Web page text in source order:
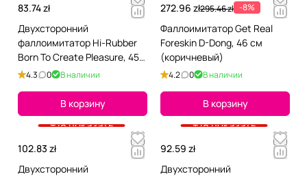
83.74 zł
Двухсторонний
фаллоимитатор Hi-Rubber
Born To Create Pleasure, 45
см (розовый)
4.3 0 В наличии
В корзину
272.96 zł295.46 zł -8%
Фаллоимитатор Get Real
Foreskin D-Dong, 46 см
(коричневый)
4.2 0 В наличии
В корзину
+18 показать
102.83 zł
Двухсторонний
+18 показать
92.59 zł
Двухсторонний